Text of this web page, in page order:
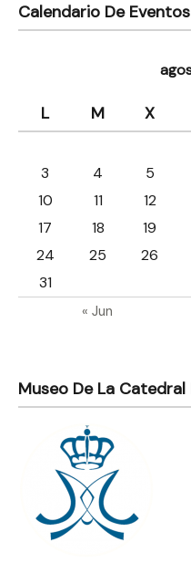
Calendario De Eventos
L M X
« Jun
3
4 5
10
11 12
17
18 19
24
25 26
31
Museo De La Catedral